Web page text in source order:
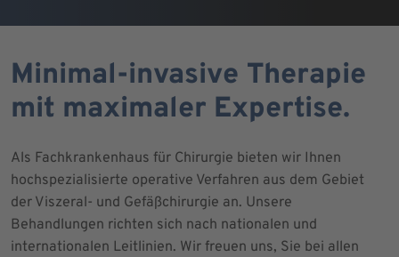
Minimal-invasive Therapie
mit maximaler Expertise.
Als Fachkrankenhaus für Chirurgie bieten wir Ihnen
hochspezialisierte operative Verfahren aus dem Gebiet
der Viszeral- und Gefäßchirurgie an. Unsere
Behandlungen richten sich nach nationalen und
internationalen Leitlinien. Wir freuen uns, Sie bei allen